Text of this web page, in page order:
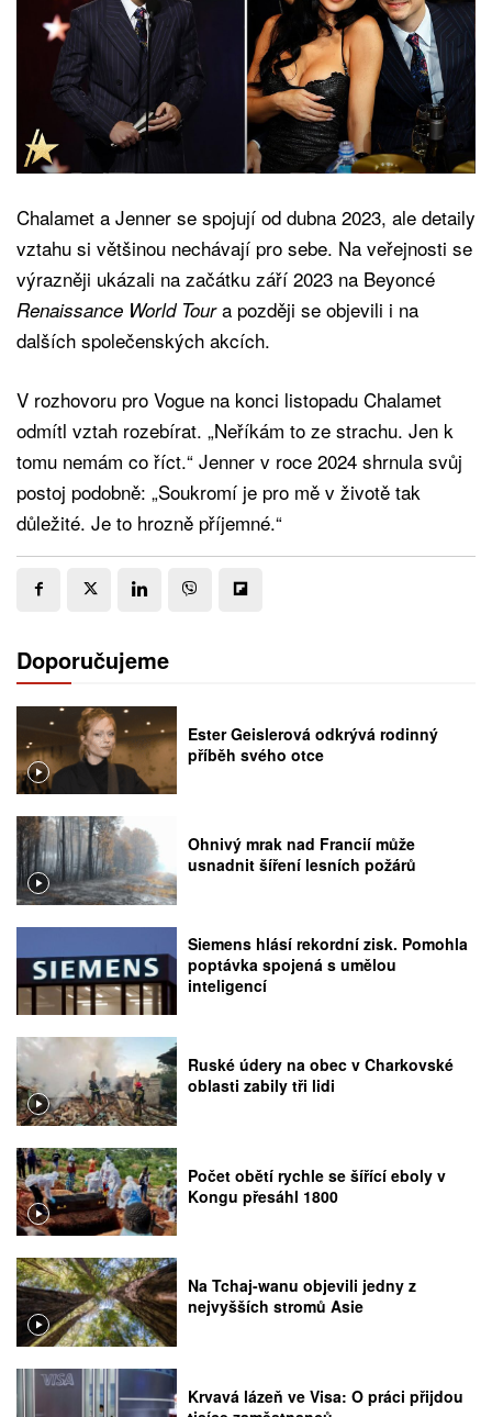
Chalamet a Jenner se spojují od dubna 2023, ale detaily
vztahu si většinou nechávají pro sebe. Na veřejnosti se
výrazněji ukázali na začátku září 2023 na Beyoncé
Renaissance World Toura později se objevili i na
dalších společenských akcích.
V rozhovoru pro Vogue na konci listopadu Chalamet
odmítl vztah rozebírat. „Neříkám to ze strachu. Jen k
tomu nemám co říct.“ Jenner v roce 2024 shrnula svůj
postoj podobně: „Soukromí je pro mě v životě tak
důležité. Je to hrozně příjemné.“
Doporučujeme
Ester Geislerová odkrývá rodinný
příběh svého otce
Ohnivý mrak nad Francií může
usnadnit šíření lesních požárů
Siemens hlásí rekordní zisk. Pomohla
poptávka spojená s umělou
inteligencí
Ruské údery na obec v Charkovské
oblasti zabily tři lidi
Počet obětí rychle se šířící eboly v
Kongu přesáhl 1800
Na Tchaj-wanu objevili jedny z
nejvyšších stromů Asie
Krvavá lázeň ve Visa: O práci přijdou